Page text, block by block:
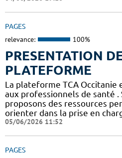
PAGES
relevance: 100%
PRESENTATION
PLATEFORME
La plateforme TCA
aux professionnels de santé .
proposons des ressources
orienter dans la prise en
05/06/2026 11:52
PAGES